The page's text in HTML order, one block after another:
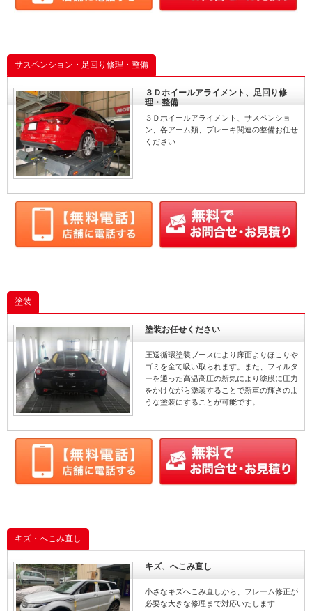
サスペンション・足回り修理・整備
３Ｄホイールアライメント、足回り修
理・整備
３Ｄホイールアライメント、サスペンショ
ン、各アーム類、ブレーキ関連の整備お任せ
ください
塗装
塗装お任せください
圧送循環塗装ブースにより床面よりほこりや
ゴミを全て吸い取られます。また、フィルタ
ーを通った高温高圧の新気により塗膜に圧力
をかけながら塗装することで新車の輝きのよ
うな塗装にすることが可能です。
キズ・へこみ直し
キズ、へこみ直し
小さなキズへこみ直しから、フレーム修正が
必要な大きな修理まで対応いたします